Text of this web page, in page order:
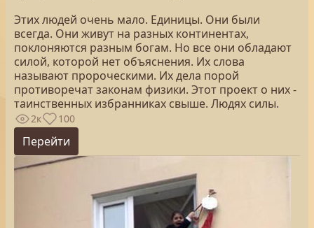
Этих людей очень мало. Единицы. Они были
всегда. Они живут на разных континентах,
поклоняются разным богам. Но все они обладают
силой, которой нет объяснения. Их слова
называют пророческими. Их дела порой
противоречат законам физики. Этот проект о них -
таинственных избранниках свыше. Людях силы.
2к 100
Перейти